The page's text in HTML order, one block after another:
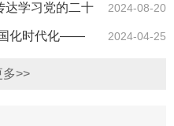
卷 2024-08-20
达学习党的二十
2024-04-25
国化时代化——
多>>